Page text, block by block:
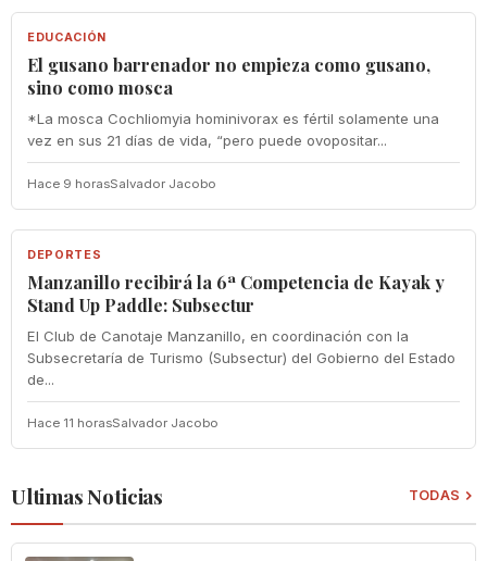
EDUCACIÓN
El gusano barrenador no empieza como gusano,
sino como mosca
*La mosca Cochliomyia hominivorax es fértil solamente una
vez en sus 21 días de vida, “pero puede ovopositar...
Hace 9 horasSalvador Jacobo
DEPORTES
DEPORTES
Manzanillo recibirá la 6ª Competencia de Kayak y
Stand Up Paddle: Subsectur
El Club de Canotaje Manzanillo, en coordinación con la
Subsecretaría de Turismo (Subsectur) del Gobierno del Estado
de...
Hace 11 horasSalvador Jacobo
Ultimas Noticias TODAS